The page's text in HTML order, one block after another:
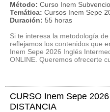
Método: Curso Inem
Temática: Cursos Inem Sepe
Duración: 55 horas
Si te interesa la metodología
reflejamos los contenidos que
Inem Sepe 2026 Inglés
ONLINE. Queremos ofrecerte
CURSO Inem Sepe
DISTANCIA